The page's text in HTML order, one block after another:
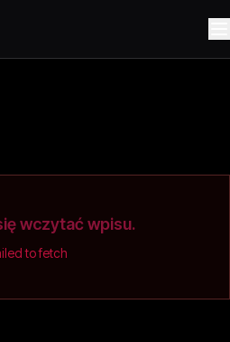
wczytać wpisu.
to fetch